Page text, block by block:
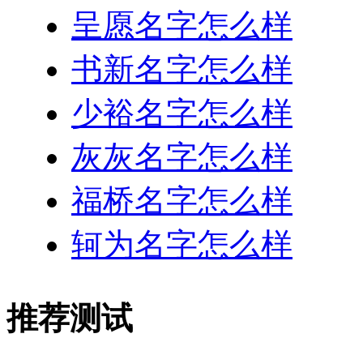
呈愿名字怎么样
书新名字怎么样
少裕名字怎么样
灰灰名字怎么样
福桥名字怎么样
轲为名字怎么样
推荐测试